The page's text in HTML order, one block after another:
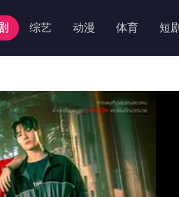
综艺 动漫 体育 短剧